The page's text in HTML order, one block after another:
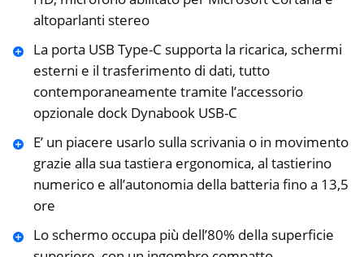
altoparlanti stereo
La porta USB Type-C supporta la ricarica, schermi
esterni e il trasferimento di dati, tutto
contemporaneamente tramite l’accessorio
opzionale dock Dynabook USB-C
E’ un piacere usarlo sulla scrivania o in movimento
grazie alla sua tastiera ergonomica, al tastierino
numerico e all’autonomia della batteria fino a 13,5
ore
Lo schermo occupa più dell’80% della superficie